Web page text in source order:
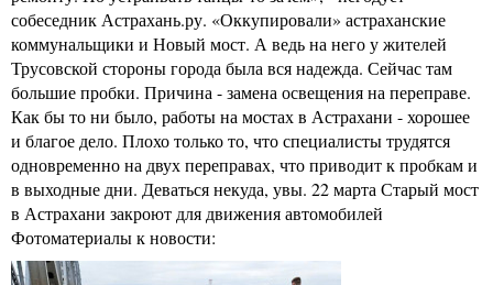
собеседник Астрахань.ру. «Оккупировали» астраханские
коммунальщики и Новый мост. А ведь на него у жителей
Трусовской стороны города была вся надежда. Сейчас там
большие пробки. Причина - замена освещения на переправе.
Как бы то ни было, работы на мостах в Астрахани - хорошее
и благое дело. Плохо только то, что специалисты трудятся
одновременно на двух переправах, что приводит к пробкам и
в выходные дни. Деваться некуда, увы. 22 марта Старый мост
в Астрахани закроют для движения автомобилей
Фотоматериалы к новости: